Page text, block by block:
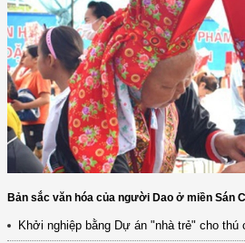
Bản sắc văn hóa của người Dao ở miền Sán
Khởi nghiệp bằng Dự án "nhà trẻ" cho thú